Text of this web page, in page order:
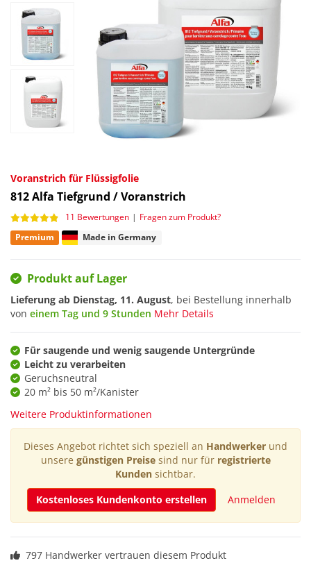
Voranstrich für Flüssigfolie
812Alfa Tiefgrund / Voranstrich
11 Bewertungen | Fragen zum Produkt?
Premium
Made in Germany
Produkt auf Lager
Lieferung ab Dienstag, 11. August, bei Bestellung innerhalb
von einem Tag und 9 Stunden Mehr Details
Für saugende und wenig saugende Untergründe
Leicht zu verarbeiten
Geruchsneutral
20 m² bis 50 m²/Kanister
Weitere Produktinformationen
Dieses Angebot richtet sich speziell an Handwerker und
unsere günstigen Preisesind nur für registrierte
Kunden sichtbar.
Kostenloses Kundenkonto erstellen
Anmelden
797 Handwerker vertrauen diesem Produkt